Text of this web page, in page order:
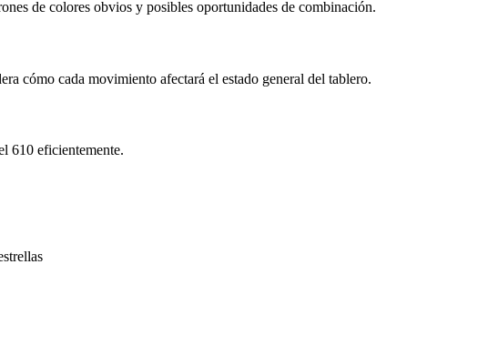
de colores obvios y posibles oportunidades de combinación.
cómo cada movimiento afectará el estado general del tablero.
610 eficientemente.